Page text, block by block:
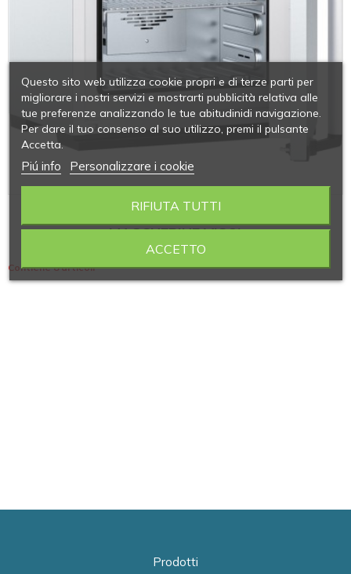
MASCHERINE VISO)
Contiene 8 articoli
Prodotti
Questo sito web utilizza cookie propri e di terze parti per
migliorare i nostri servizi e mostrarti pubblicità relativa alle
tue preferenze analizzando le tue abitudinidi navigazione.
Per dare il tuo consenso al suo utilizzo, premi il pulsante
Accetta.
Piú info Personalizzare i cookie
RIFIUTA TUTTI
ACCETTO